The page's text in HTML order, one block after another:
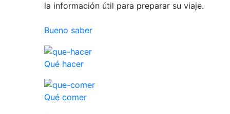
la información útil para preparar su viaje.
Bueno saber
Qué hacer
Qué comer